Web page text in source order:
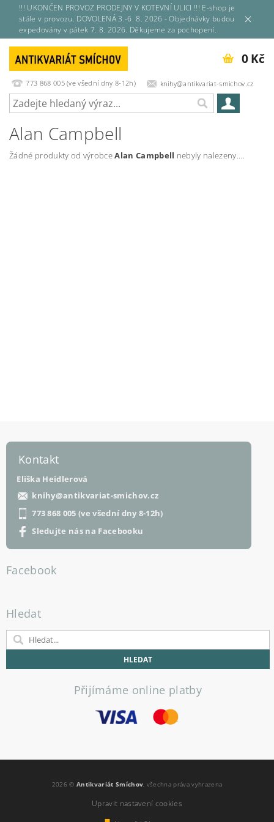
!!! UKONČEN PROVOZ PRODEJNY V KOTEVNÍ ULICI !!! E-shop je
stále v provozu. DOVOLENÁ 3.-6. 8. 2026 - Objednávky budou
expedovány v pátek 7. 8. 2026. Děkujeme za pochopení.
773 868 005 (ve všední dny 8-12h) knihy@antikvariat-smichov.cz
0 Kč
Alan Campbell
Žádné produkty od výrobceAlan Campbell nebyly nalezeny....
Kontakt
Eliška Heidlerová
knihy@antikvariat-smichov.cz
773 868 005 (ve všední dny 8-12h)
Sledujte nás na Facebooku
Facebook
Hledat
Přijímáme online platby
2026 ©Antikvariát Smíchov , všechna práva vyhrazena
Upravit nastavení cookies